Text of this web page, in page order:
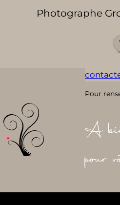
Photographe
Pour
A
pour